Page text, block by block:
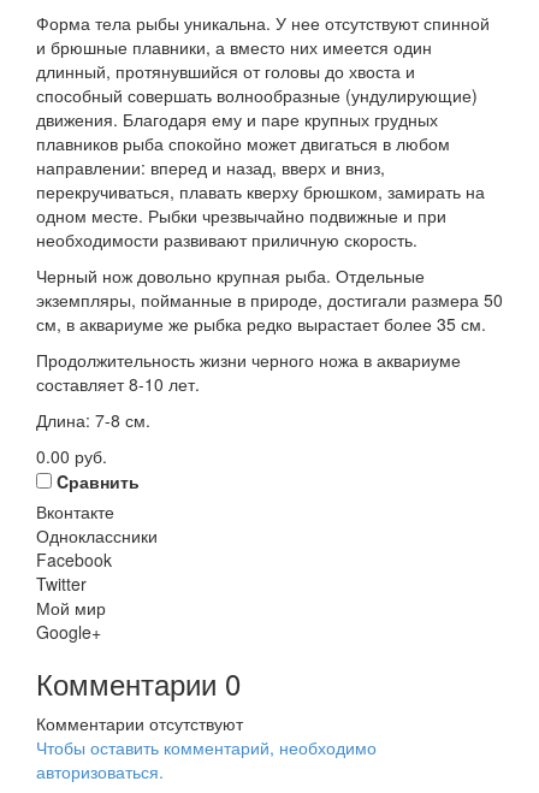
Форма тела рыбы уникальна. У нее отсутствуют спинной
и брюшные плавники, а вместо них имеется один
длинный, протянувшийся от головы до хвоста и
способный совершать волнообразные (ундулирующие)
движения. Благодаря ему и паре крупных грудных
плавников рыба спокойно может двигаться в любом
направлении: вперед и назад, вверх и вниз,
перекручиваться, плавать кверху брюшком, замирать на
одном месте. Рыбки чрезвычайно подвижные и при
необходимости развивают приличную скорость.
Черный нож довольно крупная рыба. Отдельные
экземпляры, пойманные в природе, достигали размера 50
см, в аквариуме же рыбка редко вырастает более 35 см.
Продолжительность жизни черного ножа в аквариуме
составляет 8-10 лет.
Длина: 7-8 см.
0.00 руб.
Cравнить
Вконтакте
Одноклассники
Facebook
Twitter
Мой мир
Google+
Комментарии 0
Комментарии отсутствуют
Чтобы оставить комментарий, необходимо
авторизоваться.